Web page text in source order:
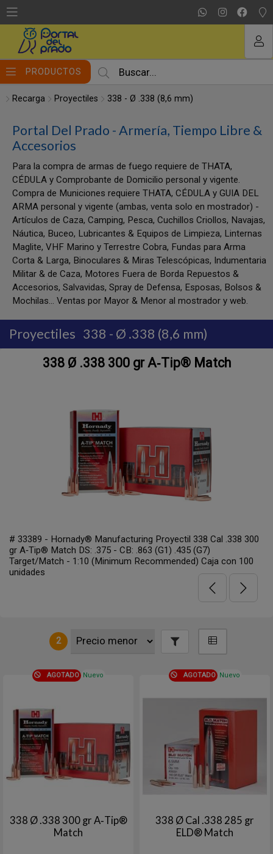
PRODUCTOS
Recarga Proyectiles 338 - Ø .338 (8,6 mm)
Portal Del Prado - Armería, Tiempo Libre &
Accesorios
Para la compra de armas de fuego requiere de THATA,
CÉDULA y Comprobante de Domicilio personal y vigente.
Compra de Municiones requiere THATA, CÉDULA y GUIA DEL
ARMA personal y vigente (ambas, venta solo en mostrador) -
Artículos de Caza, Camping, Pesca, Cuchillos Criollos, Navajas,
Náutica, Buceo, Lubricantes & Equipos de Limpieza, Linternas
Maglite, VHF Marino y Terrestre Cobra, Fundas para Arma
Corta & Larga, Binoculares & Miras Telescópicas, Indumentaria
Militar & de Caza, Motores Fuera de Borda Repuestos &
Accesorios, Salvavidas, Spray de Defensa, Esposas, Bolsos &
Mochilas... Ventas por Mayor & Menor al mostrador y web.
Proyectiles 338 - Ø .338 (8,6 mm)
338 Ø .338 300 gr A‑Tip® Match
# 33389 - Hornady® Manufacturing Proyectil 338 Cal .338 300
gr A‑Tip® Match DS: .375 - CB: .863 (G1) .435 (G7)
Target/Match - 1:10 (Minimum Recommended) Caja con 100
unidades
2
AGOTADO Nuevo
338 Ø .338 300 gr A‑Tip®
Match
AGOTADO Nuevo
338 Ø Cal .338 285 gr
ELD® Match